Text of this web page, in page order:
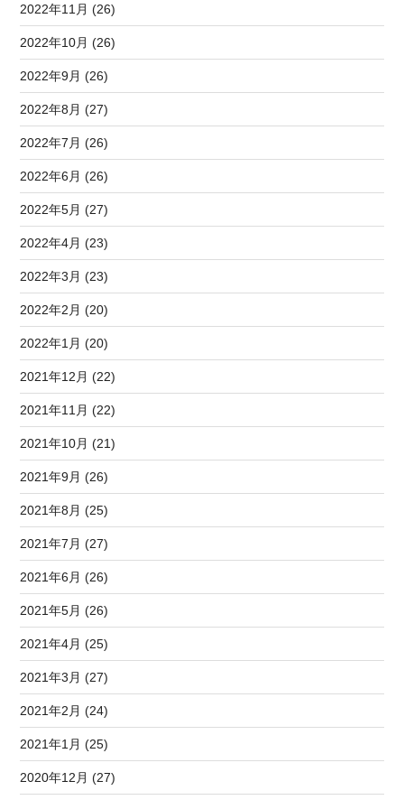
2022年11月 (26)
2022年10月 (26)
2022年9月 (26)
2022年8月 (27)
2022年7月 (26)
2022年6月 (26)
2022年5月 (27)
2022年4月 (23)
2022年3月 (23)
2022年2月 (20)
2022年1月 (20)
2021年12月 (22)
2021年11月 (22)
2021年10月 (21)
2021年9月 (26)
2021年8月 (25)
2021年7月 (27)
2021年6月 (26)
2021年5月 (26)
2021年4月 (25)
2021年3月 (27)
2021年2月 (24)
2021年1月 (25)
2020年12月 (27)